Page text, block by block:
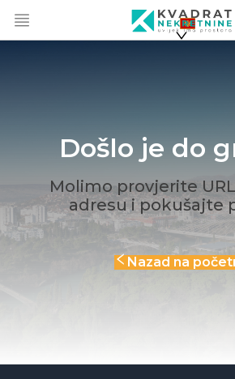
Došlo je do
Molimo provjerite
adresu i pokušajte
Nazad na